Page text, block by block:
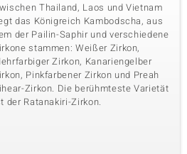
Thailand, Laos und Vietnam
das Königreich Kambodscha, aus
der Pailin-Saphir und verschiedene
stammen: Weißer Zirkon,
Zirkon, Kanariengelber
Pinkfarbener Zirkon und Preah
Zirkon. Die berühmteste Varietät
der Ratanakiri-Zirkon.